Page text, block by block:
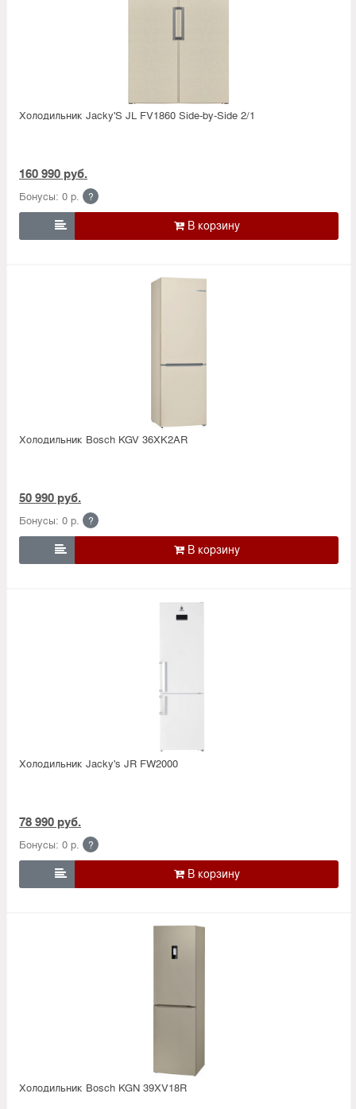
Холодильник Jacky'S JL FV1860 Side-by-Side 2/1
160 990 руб.
Бонусы: 0 р. ?

Холодильник Bosсh KGV 36XK2AR
50 990 руб.
Бонусы: 0 р. ?

Холодильник Jacky's JR FW2000
78 990 руб.
Бонусы: 0 р. ?

Холодильник Bosсh KGN 39XV18R